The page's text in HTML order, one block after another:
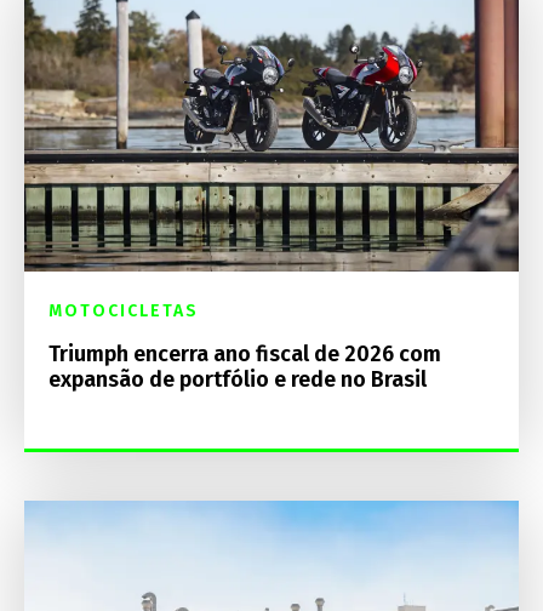
MOTOCICLETAS
Triumph encerra ano fiscal de 2026 com
expansão de portfólio e rede no Brasil